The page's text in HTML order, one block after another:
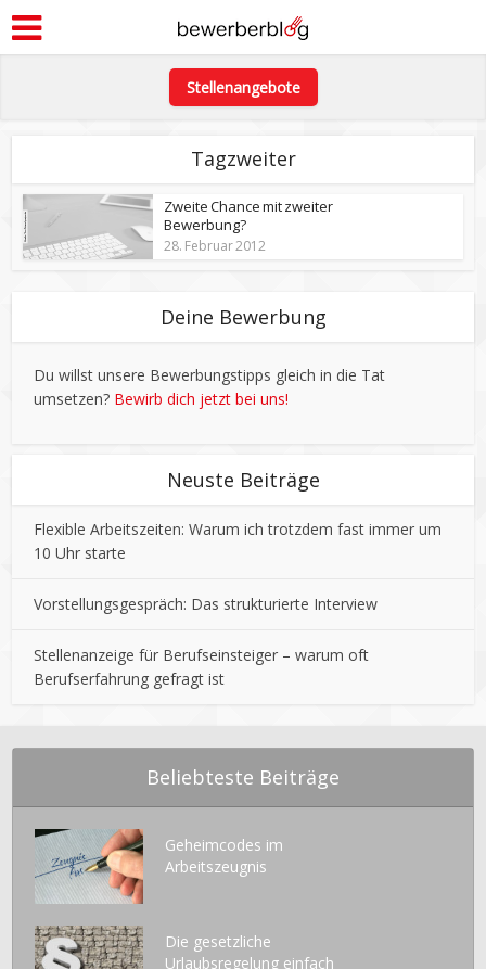
Stellenangebote
Tagzweiter
Zweite Chance mit zweiter
Bewerbung?
28. Februar 2012
Deine Bewerbung
Du willst unsere Bewerbungstipps gleich in die Tat
umsetzen? Bewirb dich jetzt bei uns!
Neuste Beiträge
Flexible Arbeitszeiten: Warum ich trotzdem fast immer um
10 Uhr starte
Vorstellungsgespräch: Das strukturierte Interview
Stellenanzeige für Berufseinsteiger – warum oft
Berufserfahrung gefragt ist
Beliebteste Beiträge
Geheimcodes im
Arbeitszeugnis
Die gesetzliche
Urlaubsregelung einfach